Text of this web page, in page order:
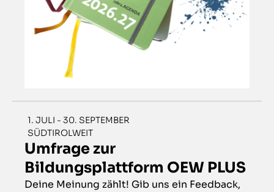
1. JULI - 30. SEPTEMBER
SÜDTIROLWEIT
Umfrage zur
Bildungsplattform OEW PLUS
Deine Meinung zählt! Gib uns ein Feedback,